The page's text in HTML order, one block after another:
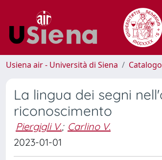
Usiena air - Università di Siena
La lingua dei segni
riconoscimento
Piergigli V.; Carlino V.
2023-01-01